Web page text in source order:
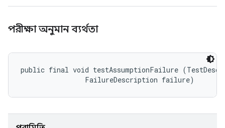
পরীক্ষা অনুমান ব্যর্থতা
public final void testAssumptionFailure
                FailureDescription failure)